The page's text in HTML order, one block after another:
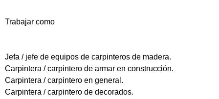
Trabajar como
Jefa / jefe de equipos de carpinteros de madera.
Carpintera / carpintero de armar en construcción.
Carpintera / carpintero en general.
Carpintera / carpintero de decorados.